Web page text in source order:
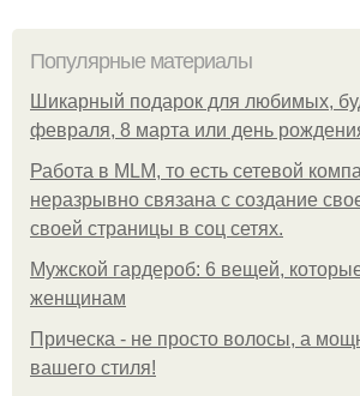
Популярные материалы
Шикарный подарок для любимых,
февраля, 8 марта или день
Работа в MLM, то есть сетевой
неразрывно связана с создание
своей страницы в соц сетях.
Мужской гардероб: 6 вещей,
женщинам
Прическа - не просто волосы, а
вашего стиля!